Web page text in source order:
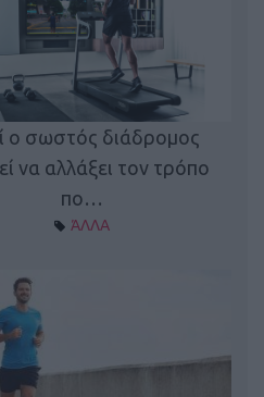
ο σωστός διάδρομος
να αλλάξει τον τρόπο
πο…
ΆΛΛΑ